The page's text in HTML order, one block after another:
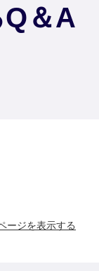
＆A
ージを表示する